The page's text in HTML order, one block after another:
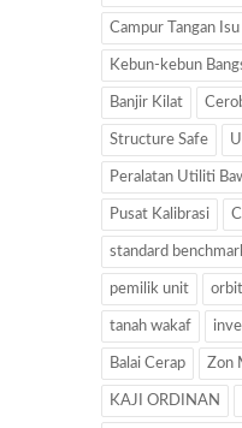
Campur Tangan Isu
Kebun-kebun
Banjir Kilat
Structure Safe
Peralatan Utiliti
Pusat Kalibrasi
standard
pemilik unit orbit
tanah wakaf
Balai Cerap Zon
KAJI ORDINAN